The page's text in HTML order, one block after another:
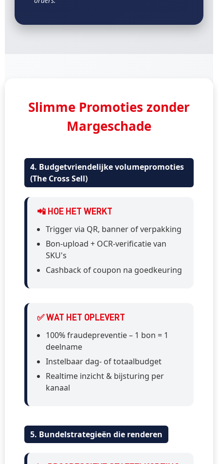
Slimme Promoties zonder
Margeschade
4. Budgetvriendelijke volumepromoties
(The Cross Sell)
📲 HOE HET WERKT
Trigger via QR, banner of verpakking
Bon-upload + OCR-verificatie van
SKU's
Cashback of coupon na goedkeuring
✅ WAT HET OPLEVERT
100% fraudepreventie – 1 bon = 1
deelname
Instelbaar dag- of totaalbudget
Realtime inzicht & bijsturing per
kanaal
5. Bundelstrategieën die renderen